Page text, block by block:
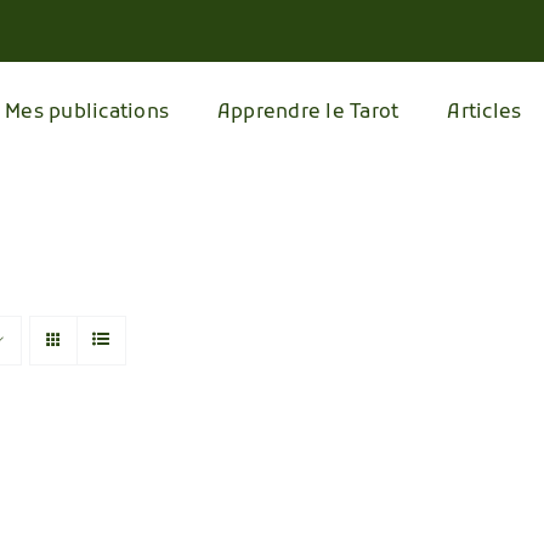
Mes publications Apprendre le Tarot Articles